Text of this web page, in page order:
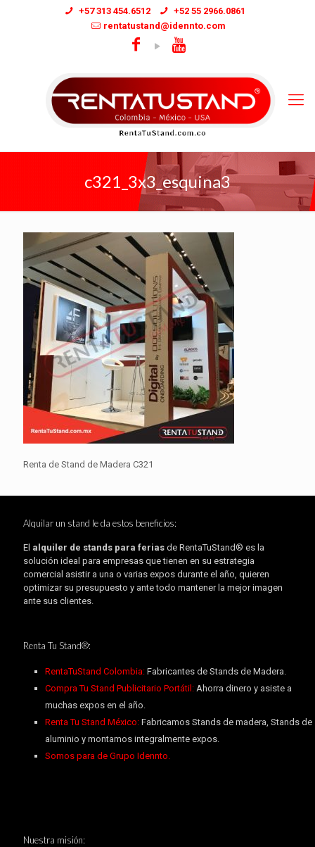
+57 313 454.6512
+52 55 2966.0861
rentatustand@idennto.com
c321_3x3_esquina3
Renta de Stand de Madera C321
Alquilar un stand le da estos beneficios:
El alquiler de stands para ferias de RentaTuStand® es la
solución ideal para empresas que tienen en su estrategia
comercial asistir a una o varias expos durante el año, quieren
optimizar su presupuesto y ante todo mantener la mejor imagen
ante sus clientes.
Renta Tu Stand®:
RentaTuStand Colombia: Fabricantes de Stands de Madera.
Compra Tu Stand Publicitario Portátil:Ahorra dinero y asiste a
muchas expos en el año.
Renta Tu Stand México:Fabricamos Stands de madera, Stands de
aluminio y montamos integralmente expos.
Somos para de Grupo Idennto.
Nuestra misión: